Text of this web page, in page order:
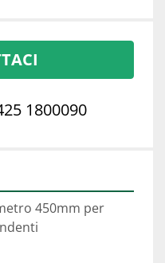
1800090
450mm per